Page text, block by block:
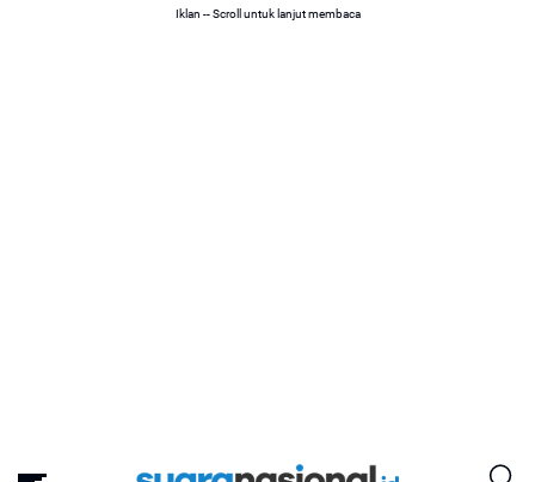
Iklan -- Scroll untuk lanjut membaca